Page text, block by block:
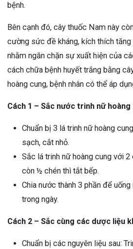
bệnh.
Bên cạnh đó, cây thuốc Nam này
cường sức đề kháng, kích thích
nhằm ngăn chặn sự xuất hiện của
cách chữa bệnh huyết trắng bằng
hoàng cung, bệnh nhân có thể áp
Cách 1 – Sắc nước trinh nữ hoàng
Chuẩn bị 3 lá trinh nữ hoàng
sạch, cắt nhỏ.
Sắc lá trinh nữ hoàng cung với
còn ½ chén thì tắt bếp.
Chia nước thành 3 phần để
trong ngày.
Cách 2 – Sắc cùng các dược liệu
Chuẩn bị các nguyên liệu sau: